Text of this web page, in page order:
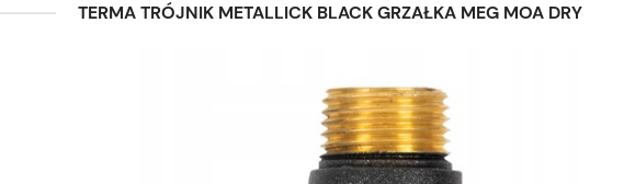
TERMA TRÓJNIK METALLICK BLACK GRZAŁKA MEG MOA DRY